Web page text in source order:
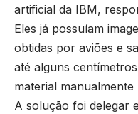
artificial da IBM,
Eles já possuíam
obtidas por aviões e
até alguns
material
A solução foi delegar